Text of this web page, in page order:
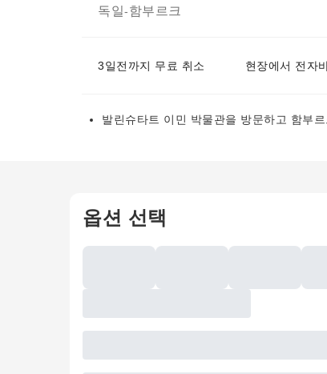
독일-함부르크
3일전까지 무료 취소 현장에서 전자
발린슈타트 이민 박물관을 방문하고 함부
옵션 선택